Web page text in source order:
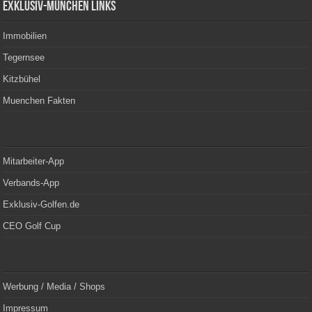
Exklusiv-München Links
Immobilien
Tegernsee
Kitzbühel
Muenchen Fakten
Mitarbeiter-App
Verbands-App
Exklusiv-Golfen.de
CEO Golf Cup
Werbung / Media / Shops
Impressum